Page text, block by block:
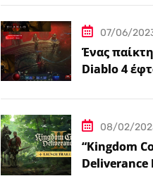
σήμερα
ταινίες
Man
07/06/
Ένας
Diablo 4
08/02/
“Kingdom
Deliverance